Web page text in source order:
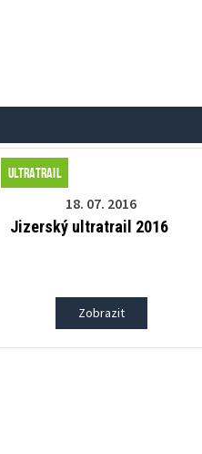
Ultratrail
18. 07. 2016
Jizerský ultratrail 2016
Zobrazit